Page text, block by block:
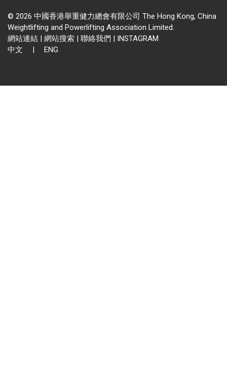
© 2026 中國香港舉重健力總會有限公司 The Hong Kong, China
Weightlifting and Powerlifting Association Limited.
網站連結 | 網站搜索 | 聯絡我們 | INSTAGRAM
中文
| ENG